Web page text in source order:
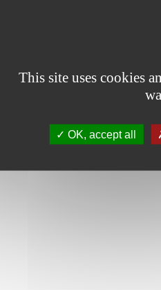
This site uses cookies
OK, accept all